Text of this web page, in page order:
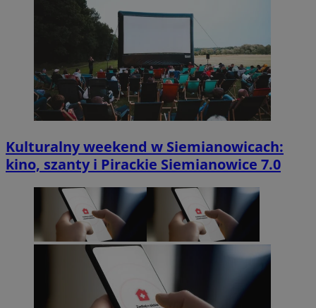
Kulturalny weekend w Siemianowicach:
kino, szanty i Pirackie Siemianowice 7.0